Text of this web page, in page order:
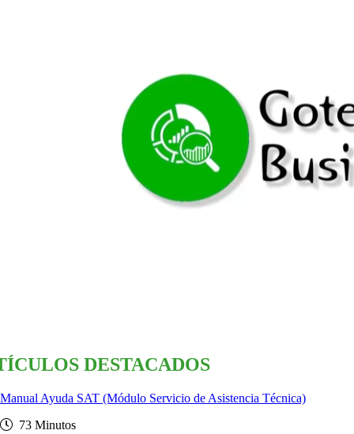
DESTACADOS
Manual Ayuda SAT (Módulo Servicio de Asistencia Técnica)
73 Minutos